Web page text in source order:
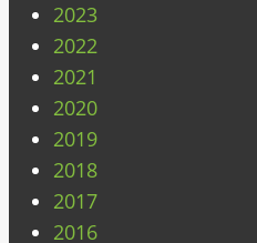
2023
2022
2021
2020
2019
2018
2017
2016